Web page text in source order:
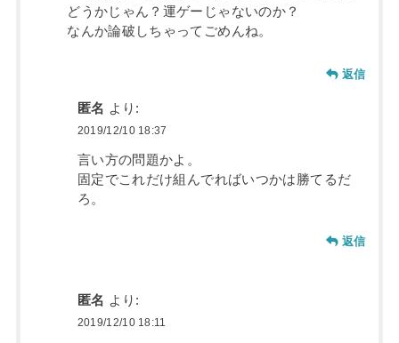
どうかじゃん？運ゲーじゃないのか？
なんか論破しちゃってごめんね。
返信
匿名 より:
2019/12/10 18:37
言い方の問題かよ。
固定でこれだけ組んでればいつかは勝てるだ
ろ。
返信
匿名 より:
2019/12/10 18:11